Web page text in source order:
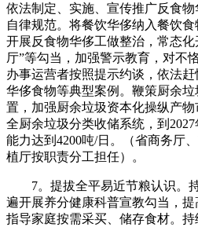
依法制定、实施、宣传推广反食
自律规范。将餐饮华侈纳入餐饮
开展反食物华侈工做整治，常态
厅”等勾当，加强警示教育，对不
办事运营者按照提示约谈，依法
华侈食物等典型案例。鞭策厨余
置，加强厨余垃圾资本化操纵产
全厨余垃圾分类收储系统，到
能力达到4200吨/日。（省商务厅
植厅按职责分工担任）。
7。提拔全平易近节粮认识。
遍开展养分健康科普宣教勾当，提
指导家庭按需采买、储存食材。